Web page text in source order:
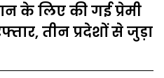
के लिए की गई प्रेमी
तीन प्रदेशों से जुड़ा